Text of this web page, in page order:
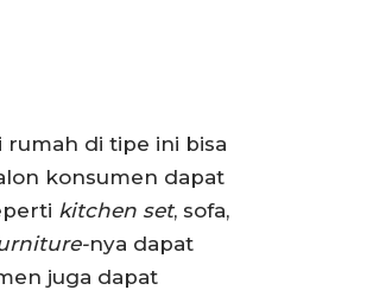
rumah di tipe ini bisa
konsumen dapat
kitchen set, sofa,
nya dapat
juga dapat